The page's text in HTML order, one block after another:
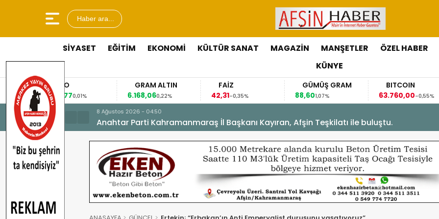
Haber ara...
SİYASET EĞİTİM EKONOMİ KÜLTÜR SANAT MAGAZİN MANŞETLER ÖZEL HABER
KÜNYE
0,01%
GRAM ALTIN
6.168,06
FAİZ
42,31-0,35%
GÜMÜŞ GRAM
88,60
BITCOIN
63.760,00
-0,55%
GBP/TRY
63,1184
8 Ağustos 2026 - 04:50
Anahtar Parti Kahramanmaraş İl Başkanı Kayıran, Afşin Teşkilatı ile buluştu.